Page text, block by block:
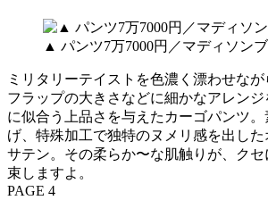
▲ パンツ7万7000円／マディソン
ミリタリーテイストを色濃く漂わせな
フラップの大きさなどに細かなアレン
に似合う上品さを与えたカーゴパンツ
げ、特殊加工で独特のヌメリ感を出し
サテン。その柔らか〜な肌触りが、ク
束しますよ。
PAGE 4